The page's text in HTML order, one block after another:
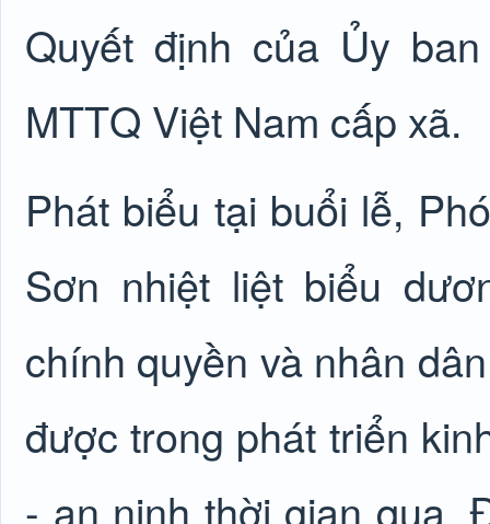
Quyết định của Ủy
MTTQ Việt Nam cấp xã.
Phát biểu tại buổi lễ,
Sơn nhiệt liệt biểu
chính quyền và nhân
được trong phát triển
- an ninh thời gian qua.